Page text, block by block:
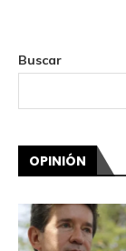
Buscar
OPINIÓN